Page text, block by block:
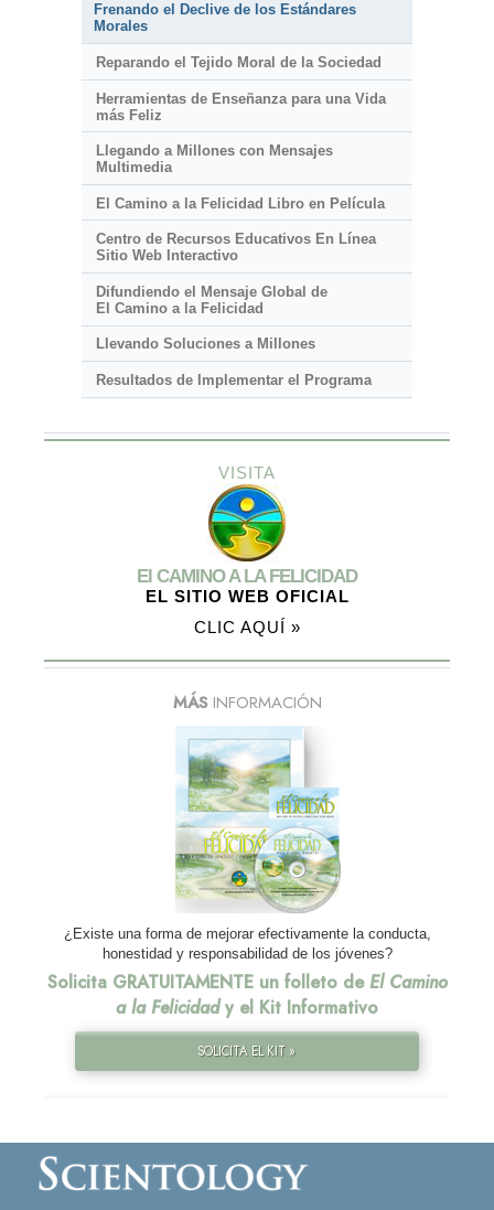
Frenando el Declive de los Estándares
Morales
Reparando el Tejido Moral de la Sociedad
Herramientas de Enseñanza para una Vida
más Feliz
Llegando a Millones con Mensajes
Multimedia
El Camino a la Felicidad Libro en Película
Centro de Recursos Educativos En Línea
Sitio Web Interactivo
Difundiendo el Mensaje Global de
El Camino a la Felicidad
Llevando Soluciones a Millones
Resultados de Implementar el Programa
VISITA
El CAMINO A LA FELICIDAD
EL SITIO WEB OFICIAL
CLIC AQUÍ »
MÁSINFORMACIÓN
¿Existe una forma de mejorar efectivamente la conducta,
honestidad y responsabilidad de los jóvenes?
Solicita GRATUITAMENTE un folleto de El Camino
a la Felicidady el Kit Informativo
SOLICITA EL KIT »